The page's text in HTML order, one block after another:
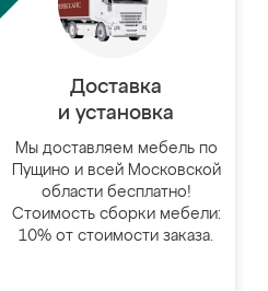
Доставка
и установка
Мы доставляем мебель по
Пущино и всей Московской
области бесплатно!
Стоимость сборки мебели:
10% от стоимости заказа.